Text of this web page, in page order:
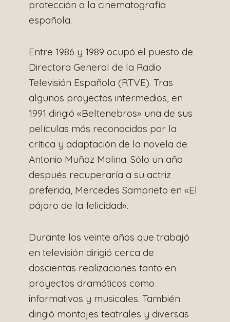
protección a la cinematografía
española.
Entre 1986 y 1989 ocupó el puesto de
Directora General de la Radio
Televisión Española (RTVE). Tras
algunos proyectos intermedios, en
1991 dirigió «Beltenebros» una de sus
películas más reconocidas por la
crítica y adaptación de la novela de
Antonio Muñoz Molina. Sólo un año
después recuperaría a su actriz
preferida, Mercedes Samprieto en «El
pájaro de la felicidad».
Durante los veinte años que trabajó
en televisión dirigió cerca de
doscientas realizaciones tanto en
proyectos dramáticos como
informativos y musicales. También
dirigió montajes teatrales y diversas